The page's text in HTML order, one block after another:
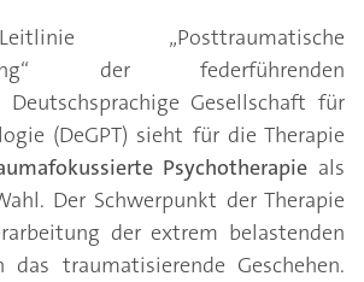
„Posttraumatische
der federführenden
Deutschsprachige Gesellschaft für
(DeGPT) sieht für die Therapie
Psychotherapie als
Der Schwerpunkt der Therapie
der extrem belastenden
das traumatisierende Geschehen.